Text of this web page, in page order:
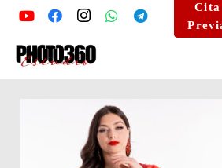
Cita